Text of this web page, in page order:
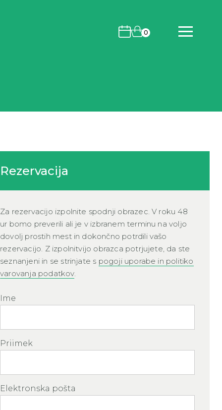
Koledar dogodkov
0
Košarica
Rezervacija
Za rezervacijo izpolnite spodnji obrazec. V roku 48
ur bomo preverili ali je v izbranem terminu na voljo
dovolj prostih mest in dokončno potrdili vašo
rezervacijo. Z izpolnitvijo obrazca potrjujete, da ste
seznanjeni in se strinjate s pogoji uporabe in politiko
varovanja podatkov.
Ime
Priimek
Elektronska pošta